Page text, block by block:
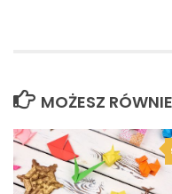
MOŻESZ